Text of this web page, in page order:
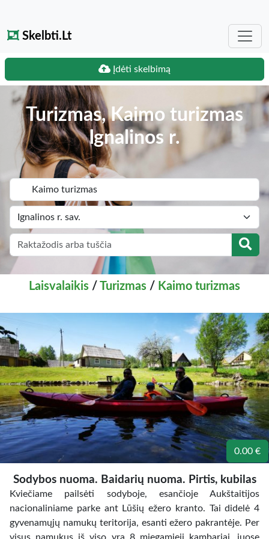
Skelbti.Lt
Įdėti skelbimą
Turizmas, Kaimo turizmas
Ignalinos r.
Laisvalaikis / Turizmas / Kaimo turizmas
0.00 €
Sodybos nuoma. Baidarių nuoma. Pirtis, kubilas
Kviečiame pailsėti sodyboje, esančioje Aukštaitijos
nacionaliniame parke ant Lūšių ežero kranto. Tai didelė 4
gyvenamųjų namukų teritorija, esanti ežero pakrantėje. Per